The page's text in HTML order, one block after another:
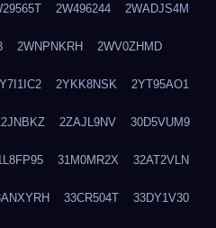
2W496244 2WADJS4M
2WNPNKRH 2WV0ZHMD
2YKK8NSK 2YT95AO1
2ZAJL9NV 30D5VUM9
31M0MR2X 32AT2VLN
33CR504T 33DY1V30